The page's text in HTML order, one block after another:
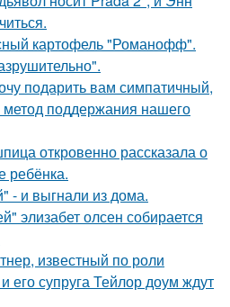
картофель "Романофф".
подарить вам симпатичный,
метод поддержания нашего
откровенно рассказала о
ребёнка.
- и выгнали из дома.
элизабет олсен собирается
известный по роли
его супруга Тейлор доум ждут